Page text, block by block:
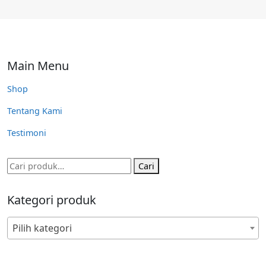
Main Menu
Shop
Tentang Kami
Testimoni
Pencarian
untuk:
Cari
Kategori produk
Pilih kategori